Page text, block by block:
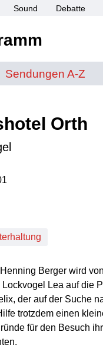
Sound Debatte
Sendungen von A
Sendungen A-Z
Orth
DEU/AUT
2001
Berger wird
Lockvogel Lea auf die
der auf der Suche
trotzdem einen
für den Besuch